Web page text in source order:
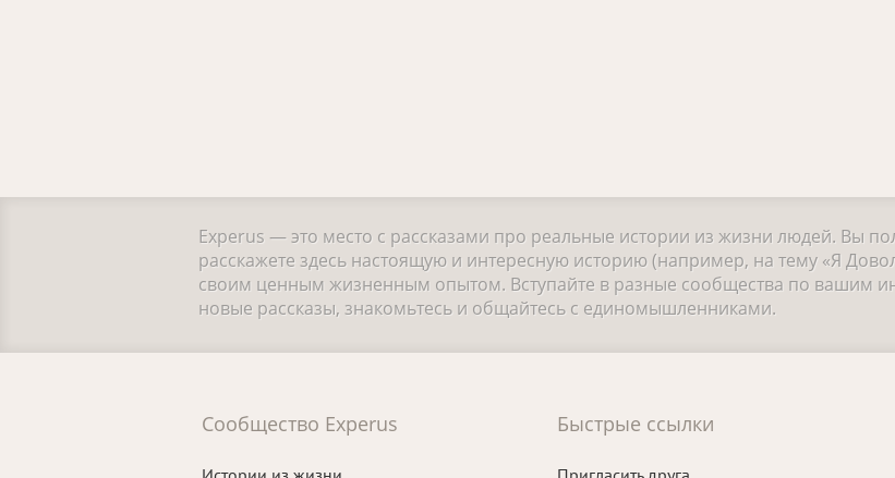
Experus — это место с рассказами про реальные истории из жизни людей. Вы
расскажете здесь настоящую и интересную историю (например, на тему «Я
своим ценным жизненным опытом. Вступайте в разные сообщества по вашим
новые рассказы, знакомьтесь и общайтесь с единомышленниками.
Сообщество Experus Быстрые ссылки